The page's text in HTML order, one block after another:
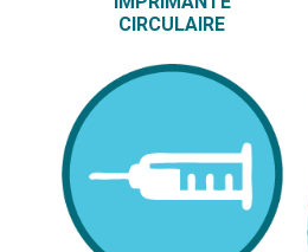
CIRCULAIRE